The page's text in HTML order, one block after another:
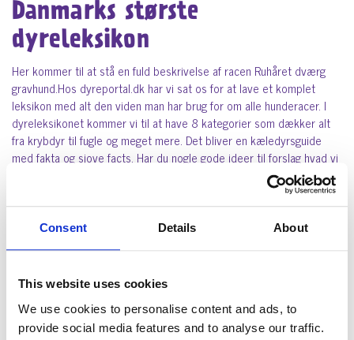
Consent Details About
This website uses cookies
We use cookies to personalise content and ads, to
provide social media features and to analyse our traffic.
Danmarks største
dyreleksikon
Her kommer til at stå en fuld beskrivelse af racen Ruhåret dværg
gravhund.Hos dyreportal.dk har vi sat os for at lave et komplet
leksikon med alt den viden man har brug for om alle hunderacer. I
dyreleksikonet kommer vi til at have 8 kategorier som dækker alt
fra krybdyr til fugle og meget mere. Det bliver en kæledyrsguide
med fakta og sjove facts. Har du nogle gode ideer til forslag hvad vi
kunne skrive eller anden vigtigt viden du synes vi skal vide kan du
altid oprette en supportsag og dele viden med os. På siden vil der
være placeret et billede af kæledyret i højre side sammen med en
kort beskrivelse af kæledyret. Under har vi lavet karaktertræk for
dyret med fede moderne ikoner hvor vi har erstattet stjerne med
få lavet Danmarks fedeste og bedste dyreleksikon.
Hvordan sikrer I jer at viden